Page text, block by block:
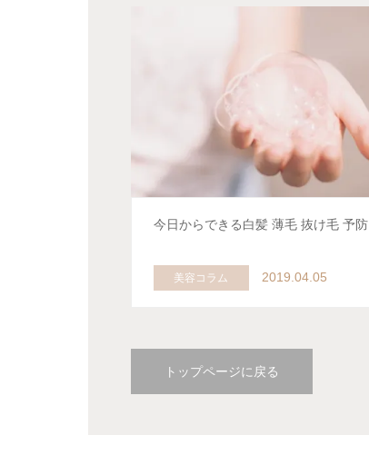
今日からできる白髪 薄毛 抜け毛 予防
美容コラム 2019.04.05
トップページに戻る